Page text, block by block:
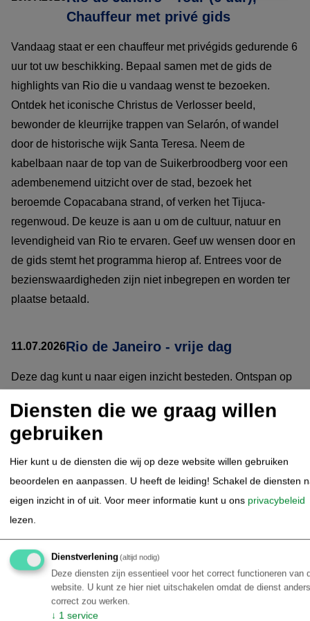
Chauffeur met privé gids
Vandaag staat er een chauffeur met privégids gedurende 6
uur tot uw beschikking. Bepaal samen met de gids de
highlights van Rio die u vandaag wenst te bezoeken.
Ontdek het iconische Christus de Verlosser beeld,
bewonder de kleurrijke trappen van Selarón, of wandel
door de historische wijk Santa Teresa. Neem de
kabelbaan naar de top van de Suikerbroodberg voor een
adembenemend uitzicht over de stad, bezoek het
beroemde Copacabana strand, of verken het Tijuca-
regenwoud. De keuze is aan u om de cultuur, natuur en
levendigheid van Rio te ervaren. Geef uw wensen door en
de gids stemt het programma hierop af. Entrees voor de
bezienswaardigheden zijn niet inbegrepen en worden ter
plaatse betaald.
11.07.2026Rio de Janeiro - vrije dag
Deze dag kunt u naar eigen inzicht besteden. Ontspan op
verken de levendige wijken zoals het artistieke Santa
Teresa, of geniet van een wandeling in de botanische tuin
12.07.2026Rio de Janeiro - Chapada
Diamantina (Via Salvador en
aansluitend prive transfer)
Vandaag sluit u het Rio de Janeiro-arrangement af. U
Diensten die we graag willen
gebruiken
Hier kunt u de diensten die wij op deze website willen gebruiken
beoordelen en aanpassen. U heeft de leiding! Schakel de diensten
eigen inzicht in of uit. Voor meer informatie kunt u ons privacybeleid
lezen.
Dienstverlening(altijd nodig)
Deze diensten zijn essentieel voor het correct functioneren van
website. U kunt ze hier niet uitschakelen omdat de dienst
correct zou werken.
↓ 1 service